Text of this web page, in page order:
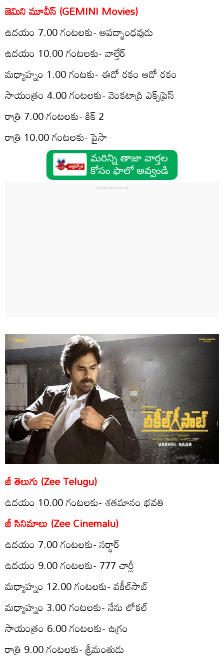
జెమిని మూవీస్‌ (GEMINI Movies)
ఉద‌యం 7.00 గంట‌లకు- ఆపద్భాంధవుడు
ఉద‌యం 10.00 గంట‌లకు- వాల్తేర్
మ‌ధ్యాహ్నం 1.00 గంటకు- ఈడో రకం ఆడో రకం
సాయంత్రం 4.00 గంట‌లకు- వెంకటాద్రి ఎక్స్‌ప్రెస్
రాత్రి 7.00 గంట‌ల‌కు- కిక్ 2
రాత్రి 10.00 గంటలకు- పైసా
జీ తెలుగు (Zee Telugu)
ఉదయం 10.00 గంటలకు- శతమానం భవతి
జీ సినిమాలు (Zee Cinemalu)
ఉద‌యం 7.00 గంట‌లకు- సర్ధార్
ఉద‌యం 9.00 గంట‌లకు- 777 చార్లీ
మ‌ధ్యాహ్నం 12.00 గంట‌లకు- వకీల్‌సాబ్
మ‌ధ్యాహ్నం 3.00 గంట‌లకు- నేను లోకల్
సాయంత్రం 6.00 గంట‌లకు- ఉగ్రం
రాత్రి 9.00 గంట‌ల‌కు- శ్రీమంతుడు